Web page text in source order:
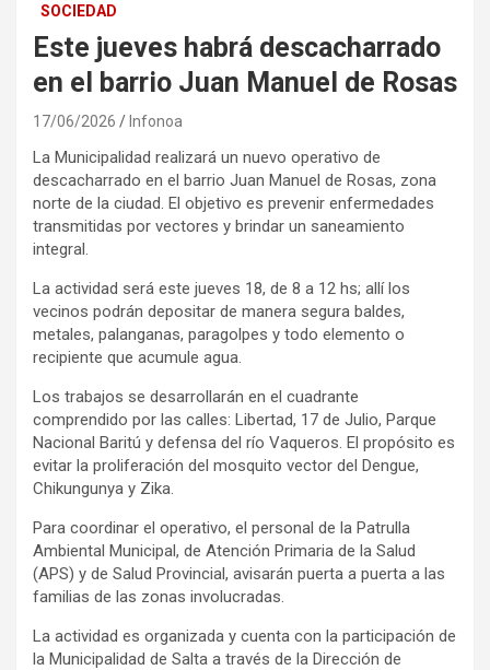
SOCIEDAD
Este jueves habrá descacharrado
en el barrio Juan Manuel de Rosas
17/06/2026 Infonoa
La Municipalidad realizará un nuevo operativo de
descacharrado en el barrio Juan Manuel de Rosas, zona
norte de la ciudad. El objetivo es prevenir enfermedades
transmitidas por vectores y brindar un saneamiento
integral.
La actividad será este jueves 18, de 8 a 12 hs; allí los
vecinos podrán depositar de manera segura baldes,
metales, palanganas, paragolpes y todo elemento o
recipiente que acumule agua.
Los trabajos se desarrollarán en el cuadrante
comprendido por las calles: Libertad, 17 de Julio, Parque
Nacional Baritú y defensa del río Vaqueros. El propósito es
evitar la proliferación del mosquito vector del Dengue,
Chikungunya y Zika.
Para coordinar el operativo, el personal de la Patrulla
Ambiental Municipal, de Atención Primaria de la Salud
(APS) y de Salud Provincial, avisarán puerta a puerta a las
familias de las zonas involucradas.
La actividad es organizada y cuenta con la participación de
la Municipalidad de Salta a través de la Dirección de